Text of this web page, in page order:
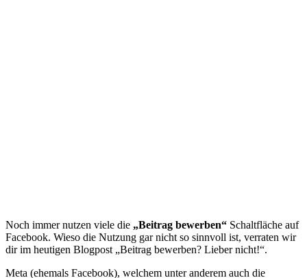
Noch immer nutzen viele die „Beitrag bewerben“ Schaltfläche auf
Facebook. Wieso die Nutzung gar nicht so sinnvoll ist, verraten wir
dir im heutigen Blogpost „Beitrag bewerben? Lieber nicht!“.
Meta (ehemals Facebook), welchem unter anderem auch die